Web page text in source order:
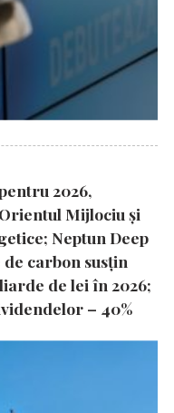
2026,
Mijlociu și
Neptun Deep
carbon susțin
de lei în 2026;
– 40%